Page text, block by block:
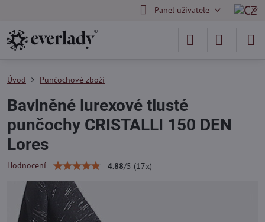
Panel uživatele
Úvod Punčochové zboží
Bavlněné lurexové tlusté
punčochy CRISTALLI 150 DEN
Lores
Hodnocení 4.88/5 (17x)